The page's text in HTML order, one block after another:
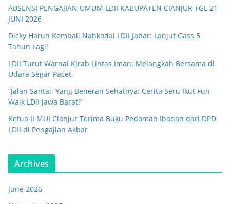
ABSENSI PENGAJIAN UMUM LDII KABUPATEN CIANJUR TGL 21
JUNI 2026
Dicky Harun Kembali Nahkodai LDII Jabar: Lanjut Gass 5
Tahun Lagi!
LDII Turut Warnai Kirab Lintas Iman: Melangkah Bersama di
Udara Segar Pacet
“Jalan Santai, Yang Beneran Sehatnya: Cerita Seru Ikut Fun
Walk LDII Jawa Barat!”
Ketua II MUI Cianjur Terima Buku Pedoman Ibadah dari DPD
LDII di Pengajian Akbar
Archives
June 2026